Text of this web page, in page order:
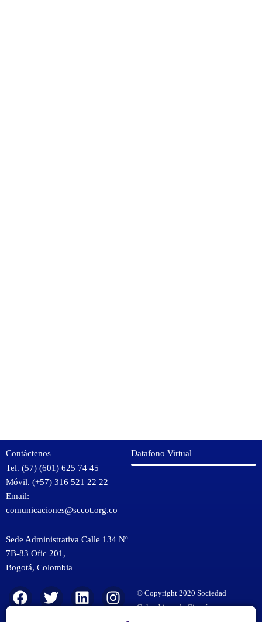
Contáctenos
Tel. (57) (601) 625 74 45
Móvil. (+57) 316 521 22 22
Email:
comunicaciones@sccot.org.co
Sede Administrativa Calle 134 Nº
7B-83 Ofic 201,
Bogotá, Colombia
Download
KMSPico
Datafono Virtual
F
a
T
w
L
i
I
n
Y
o
© Copyright 2020 Sociedad
Colombiana de Cirugía